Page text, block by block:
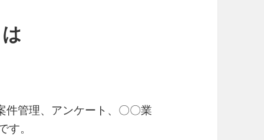
管理、アンケート、〇〇業
。